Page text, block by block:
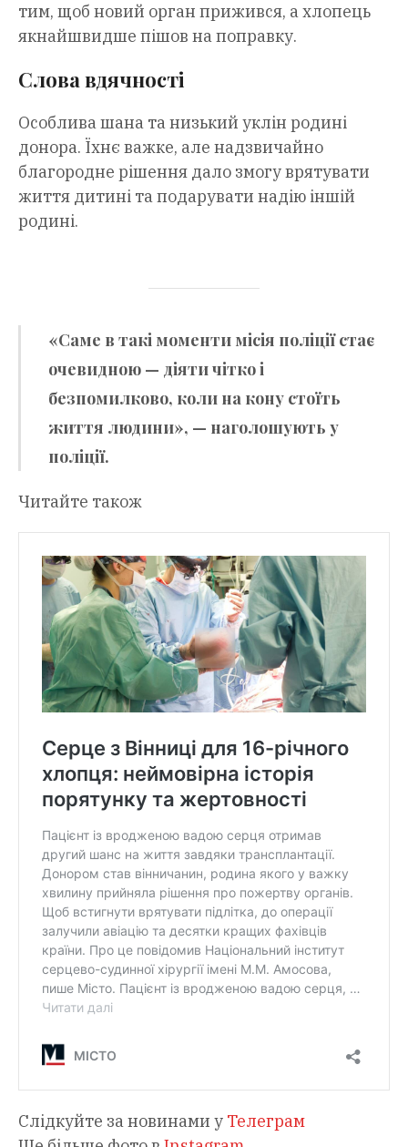
тим, щоб новий орган прижився, а хлопець
якнайшвидше пішов на поправку.
Слова вдячності
Особлива шана та низький уклін родині
донора. Їхнє важке, але надзвичайно
благородне рішення дало змогу врятувати
життя дитині та подарувати надію іншій
родині.
«Саме в такі моменти місія поліції стає
очевидною — діяти чітко і
безпомилково, коли на кону стоїть
життя людини», — наголошують у
поліції.
Читайте також
Слідкуйте за новинами у Телеграм